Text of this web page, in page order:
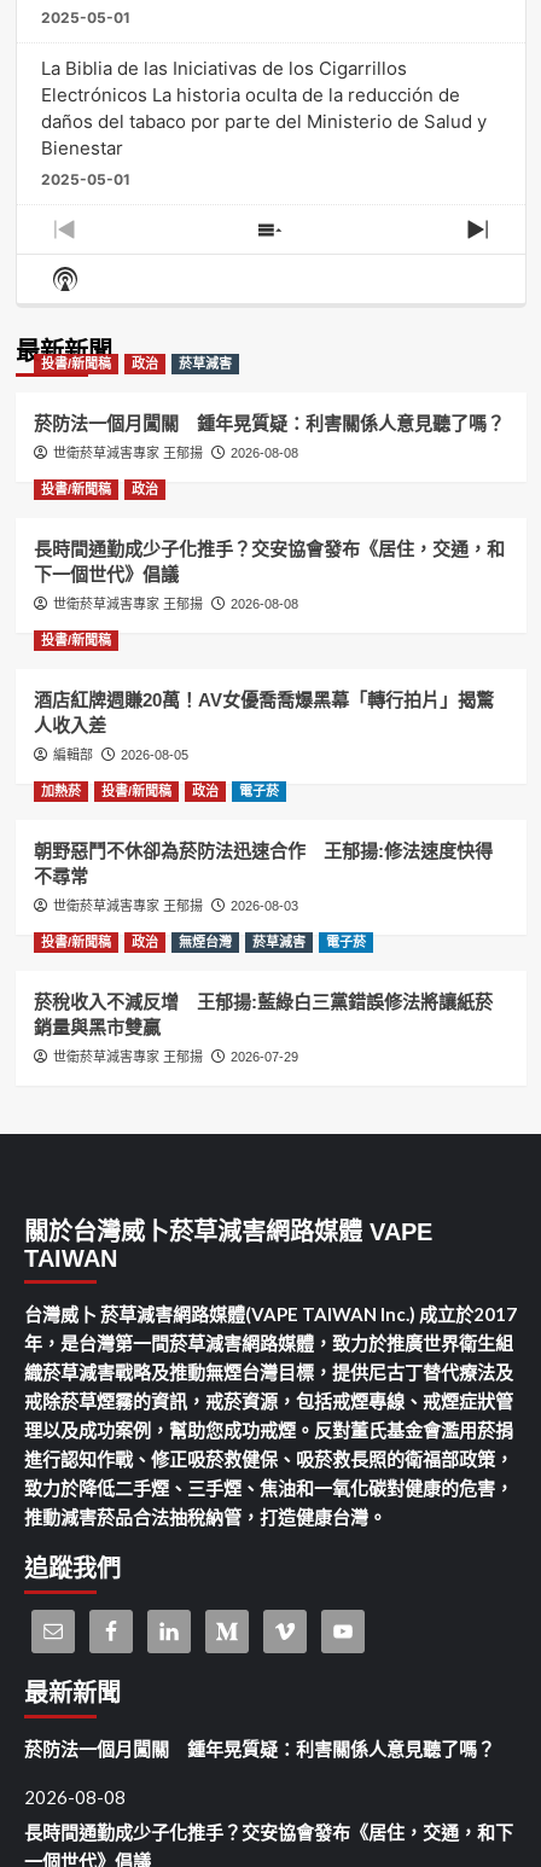
2025-05-01
La Biblia de las Iniciativas de los Cigarrillos
Electrónicos La historia oculta de la reducción de
daños del tabaco por parte del Ministerio de Salud y
Bienestar
2025-05-01
Previous
Episode
Show
Next
Show
Podcast
最新新聞
投書/新聞稿 政治 菸草減害
菸防法一個月闖關 鍾年晃質疑：利害關係人意見聽了嗎？
世衛菸草減害專家 王郁揚 2026-08-08
投書/新聞稿 政治
長時間通勤成少子化推手？交安協會發布《居住，交通，和
下一個世代》倡議
世衛菸草減害專家 王郁揚 2026-08-08
投書/新聞稿
酒店紅牌週賺20萬！AV女優喬喬爆黑幕「轉行拍片」揭驚
人收入差
編輯部 2026-08-05
加熱菸 投書/新聞稿 政治 電子菸
朝野惡鬥不休卻為菸防法迅速合作 王郁揚:修法速度快得
不尋常
世衛菸草減害專家 王郁揚 2026-08-03
投書/新聞稿 政治 無煙台灣 菸草減害 電子菸
菸稅收入不減反增 王郁揚:藍綠白三黨錯誤修法將讓紙菸
銷量與黑市雙贏
世衛菸草減害專家 王郁揚 2026-07-29
關於台灣威卜菸草減害網路媒體 VAPE
TAIWAN
台灣威卜 菸草減害網路媒體(VAPE TAIWAN Inc.) 成立於2017
年，是台灣第一間菸草減害網路媒體，致力於推廣世界衛生組
織菸草減害戰略及推動無煙台灣目標，提供尼古丁替代療法及
戒除菸草煙霧的資訊，戒菸資源，包括戒煙專線、戒煙症狀管
理以及成功案例，幫助您成功戒煙。反對董氏基金會濫用菸捐
進行認知作戰、修正吸菸救健保、吸菸救長照的衛福部政策，
致力於降低二手煙、三手煙、焦油和一氧化碳對健康的危害，
推動減害菸品合法抽稅納管，打造健康台灣。
追蹤我們
最新新聞
菸防法一個月闖關 鍾年晃質疑：利害關係人意見聽了嗎？
2026-08-08
長時間通勤成少子化推手？交安協會發布《居住，交通，和下
一個世代》倡議